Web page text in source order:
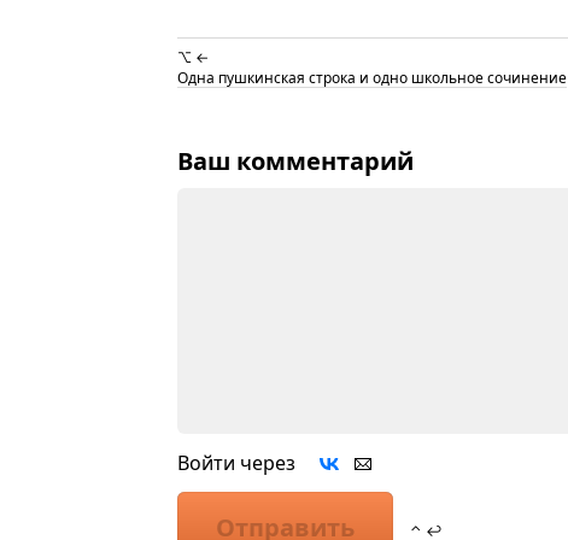
⌥ ←
Одна пушкинская строка и одно школьное сочинение
Ваш комментарий
Войти через
Отправить ⌃ ↩